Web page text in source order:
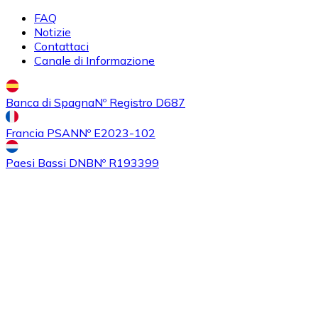
AcquistareAlgorandcon bonifico bancario
ALGO
FAQ
Notizie
Contattaci
Canale di Informazione
Banca di SpagnaNº Registro D687
Francia PSANNº E2023-102
Paesi Bassi DNBNº R193399